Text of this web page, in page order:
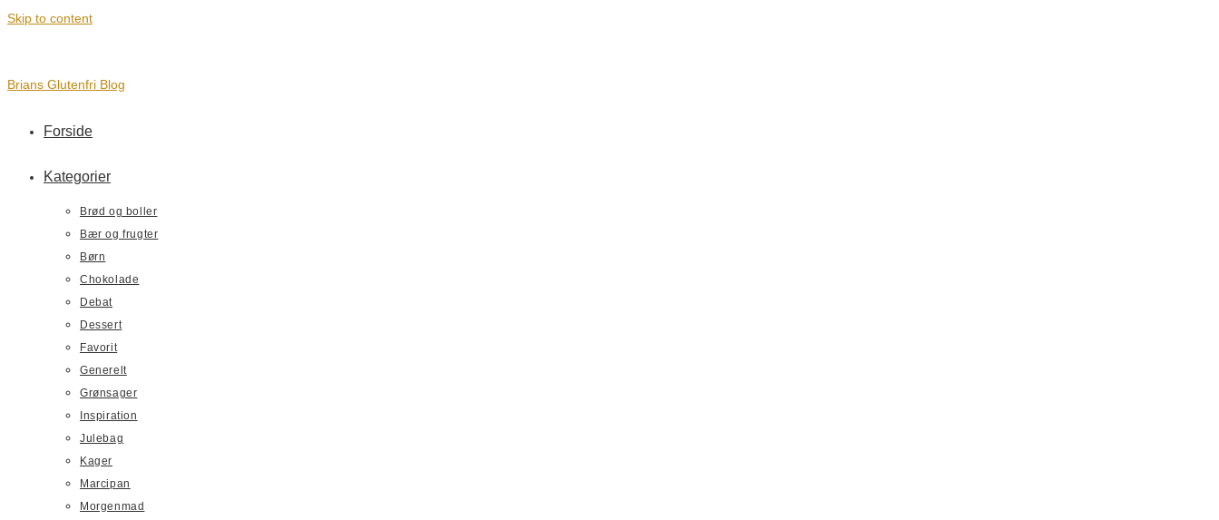
Skip to content
Brians Glutenfri Blog
Forside
Kategorier
Brød og boller
Bær og frugter
Børn
Chokolade
Debat
Dessert
Favorit
Generelt
Grønsager
Inspiration
Julebag
Kager
Marcipan
Morgenmad